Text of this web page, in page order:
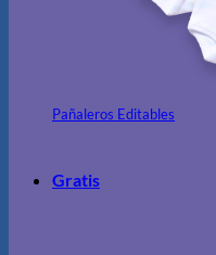
Pañaleros Editables
Gratis